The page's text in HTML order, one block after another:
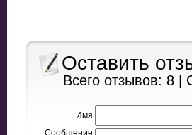
Оставить
Всего отзывов: 8 |
Имя
Сообщение